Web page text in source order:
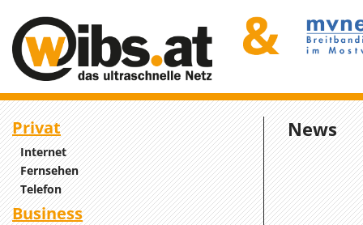
Privat
Internet
Fernsehen
Telefon
Business
News